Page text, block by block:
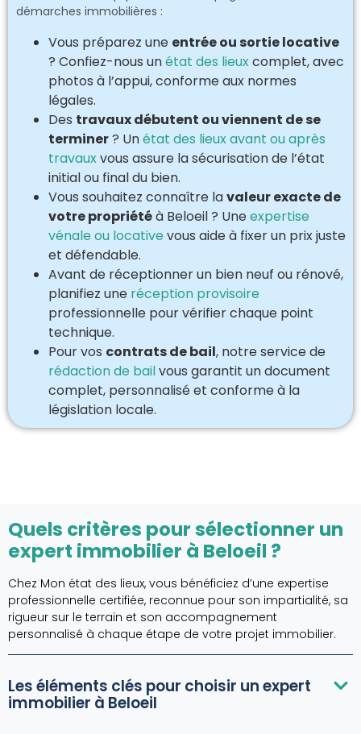
démarches immobilières :
Vous préparez une entrée ou sortie locative
? Confiez-nous unétat des lieuxcomplet, avec
photos à l’appui, conforme aux normes
légales.
Des travaux débutent ou viennent de se
terminer? Unétat des lieux avant ou après
travauxvous assure la sécurisation de l’état
initial ou final du bien.
Vous souhaitez connaître lavaleur exacte de
votre propriétéà Beloeil ? Uneexpertise
vénale ou locative vous aide à fixer un prix juste
et défendable.
Avant de réceptionner un bien neuf ou rénové,
planifiez une réception provisoire
professionnelle pour vérifier chaque point
technique.
Pour vos contrats de bail, notre service de
rédaction de bailvous garantit un document
complet, personnalisé et conforme à la
législation locale.
Quels critères pour sélectionner un
expert immobilier à Beloeil ?
Chez Mon état des lieux, vous bénéficiez d’une expertise
professionnelle certifiée, reconnue pour son impartialité, sa
rigueur sur le terrain et son accompagnement
personnalisé à chaque étape de votre projet immobilier.
Les éléments clés pour choisir un expert
immobilier à Beloeil